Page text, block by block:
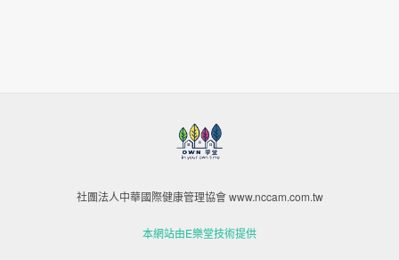
社團法人中華國際健康管理協會 www.nccam.com.tw
本網站由E樂堂技術提供